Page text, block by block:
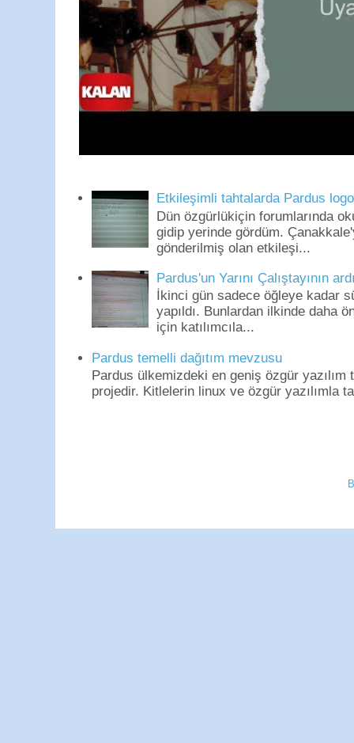
Etkileşimli tahtalarda Pardus
Dün özgürlükiçin forumlarında
gidip yerinde gördüm.
gönderilmiş olan etkileşi...
Pardus'un Yarını Çalıştayının
İkinci gün sadece öğleye kadar
yapıldı. Bunlardan ilkinde daha
için katılımcıla...
Pardus temelli dağıtım mevzusu
Pardus ülkemizdeki en geniş özgür
projedir. Kitlelerin linux ve özgür yazılımla